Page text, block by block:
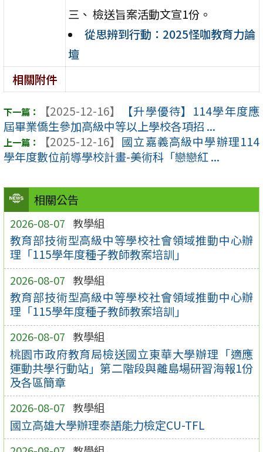
相關公告
2026-08-07 教學組
教育部技術型高級中等學校社會領域推動中心辦
理「115學年度種子教師教案培訓」
2026-08-07 教學組
教育部技術型高級中等學校社會領域推動中心辦
理「115學年度種子教師教案培訓」
2026-08-07 教學組
桃園市政府教育局檢送國立東華大學辦理「適應
運動共學行動站」第二階段與離島場研習海報1份
及各區簡章
2026-08-07 教學組
國立高雄大學辦理泰語能力檢定CU-TFL
三、 檢送旨案活動文宣1份。
從思辨到行動：2025怪咖教育力論
壇
相關附件
【2025-12-16】
【升學優待】114學年度應
屆畢業僑生參加高級中等以上學校各項招 ...
【2025-12-16】 國立嘉義高級中學辦理114
學年度數位前導學校計畫-美術科「戀戀紅 ...